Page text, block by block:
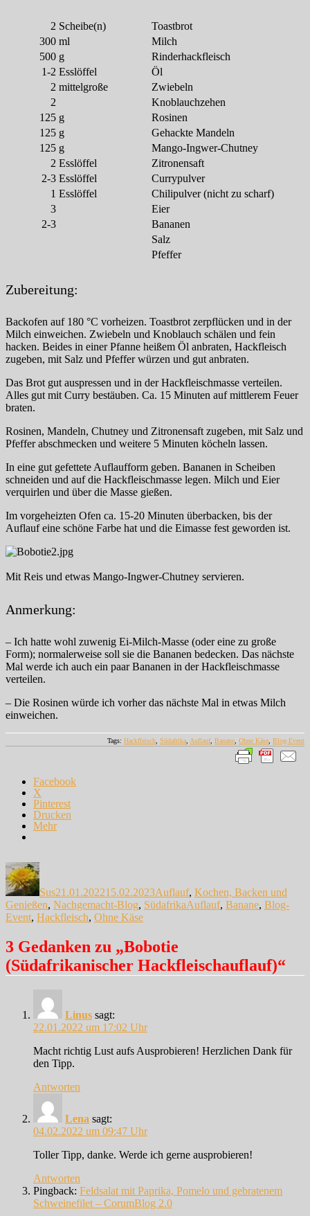
2 Scheibe(n)
Toastbrot
300 ml
Milch
500 g
Rinderhackfleisch
1-2 Esslöffel
Öl
2 mittelgroße
Zwiebeln
2
Knoblauchzehen
125 g
Rosinen
125 g
Gehackte Mandeln
125 g
Mango-Ingwer-Chutney
2 Esslöffel
Zitronensaft
2-3 Esslöffel
Currypulver
1 Esslöffel
Chilipulver (nicht zu scharf)
3
Eier
2-3
Bananen
Salz
Pfeffer
Zubereitung:
Backofen auf 180 °C vorheizen. Toastbrot zerpflücken und in der
Milch einweichen. Zwiebeln und Knoblauch schälen und fein
hacken. Beides in einer Pfanne heißem Öl anbraten, Hackfleisch
zugeben, mit Salz und Pfeffer würzen und gut anbraten.
Das Brot gut auspressen und in der Hackfleischmasse verteilen.
Alles gut mit Curry bestäuben. Ca. 15 Minuten auf mittlerem Feuer
braten.
Rosinen, Mandeln, Chutney und Zitronensaft zugeben, mit Salz und
Pfeffer abschmecken und weitere 5 Minuten köcheln lassen.
In eine gut gefettete Auflaufform geben. Bananen in Scheiben
schneiden und auf die Hackfleischmasse legen. Milch und Eier
verquirlen und über die Masse gießen.
Im vorgeheizten Ofen ca. 15-20 Minuten überbacken, bis der
Auflauf eine schöne Farbe hat und die Eimasse fest geworden ist.
Mit Reis und etwas Mango-Ingwer-Chutney servieren.
Anmerkung:
– Ich hatte wohl zuwenig Ei-Milch-Masse (oder eine zu große
Form); normalerweise soll sie die Bananen bedecken. Das nächste
Mal werde ich auch ein paar Bananen in der Hackfleischmasse
verteilen.
– Die Rosinen würde ich vorher das nächste Mal in etwas Milch
einweichen.
Tags: Hackfleisch, Südafrika, Auflauf, Banane, Ohne Käse, Blog-Event
Facebook
X
Pinterest
Drucken
Mehr
Autor
Sus21.01.202215.02.2023Auflauf, Kochen, Backen und
Genießen, Nachgemacht-Blog, SüdafrikaSchlagwörter
Auflauf, Banane, Blog-
Event, Hackfleisch, Ohne Käse
3 Gedanken zu „Bobotie
(Südafrikanischer Hackfleischauflauf)“
Linus sagt:
22.01.2022 um 17:02 Uhr
Macht richtig Lust aufs Ausprobieren! Herzlichen Dank für
den Tipp.
Antworten
Lena sagt:
04.02.2022 um 09:47 Uhr
Toller Tipp, danke. Werde ich gerne ausprobieren!
Antworten
Pingback: Feldsalat mit Paprika, Pomelo und gebratenem
Schweinefilet – CorumBlog 2.0